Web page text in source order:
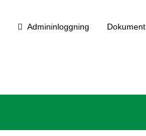
Admininloggning Dokument